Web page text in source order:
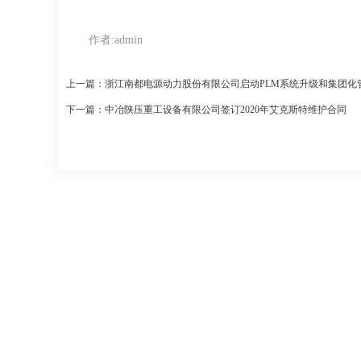
作者:admin
上一篇：浙江南都电源动力股份有限公司启动PLM系统升级和集团化
下一篇：中冶陕压重工设备有限公司签订2020年艾克斯特维护合同